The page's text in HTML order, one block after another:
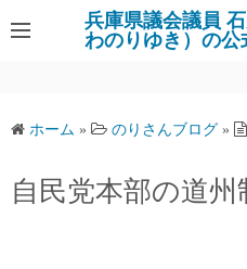
ン
ツ
ス
キ
兵庫県議会議員
わのりゆき）の公
ホーム » のりさんブログ »
自民党本部の道州